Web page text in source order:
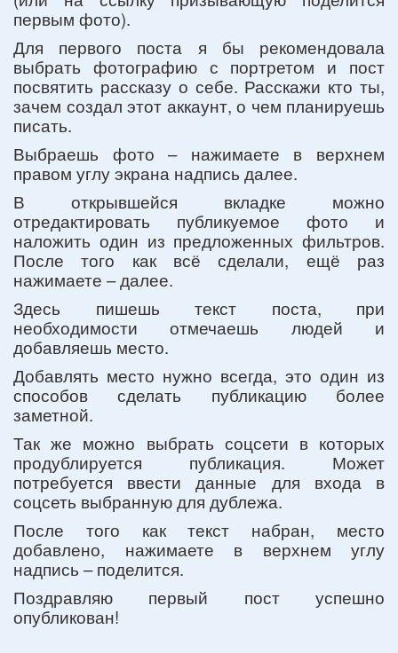
первым фото).
Для первого поста я бы рекомендовала
выбрать фотографию с портретом и пост
посвятить рассказу о себе. Расскажи кто ты,
зачем создал этот аккаунт, о чем планируешь
писать.
Выбраешь фото – нажимаете в верхнем
правом углу экрана надпись далее.
В открывшейся вкладке можно
отредактировать публикуемое фото и
наложить один из предложенных фильтров.
После того как всё сделали, ещё раз
нажимаете – далее.
Здесь пишешь текст поста, при
необходимости отмечаешь людей и
добавляешь место.
Добавлять место нужно всегда, это один из
способов сделать публикацию более
заметной.
Так же можно выбрать соцсети в которых
продублируется публикация. Может
потребуется ввести данные для входа в
соцсеть выбранную для дублежа.
После того как текст набран, место
добавлено, нажимаете в верхнем углу
надпись – поделится.
Поздравляю первый пост успешно
опубликован!